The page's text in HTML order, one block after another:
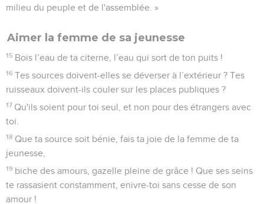
milieu du peuple et de l'assemblée. »
Aimer la femme de sa jeunesse
15 Bois l’eau de ta citerne, l’eau qui sort de ton puits !
16 Tes sources doivent-elles se déverser à l’extérieur ? Tes
ruisseaux doivent-ils couler sur les places publiques ?
17 Qu'ils soient pour toi seul, et non pour des étrangers avec
toi.
18 Que ta source soit bénie, fais ta joie de la femme de ta
jeunesse,
19 biche des amours, gazelle pleine de grâce ! Que ses seins
te rassasient constamment, enivre-toi sans cesse de son
amour !